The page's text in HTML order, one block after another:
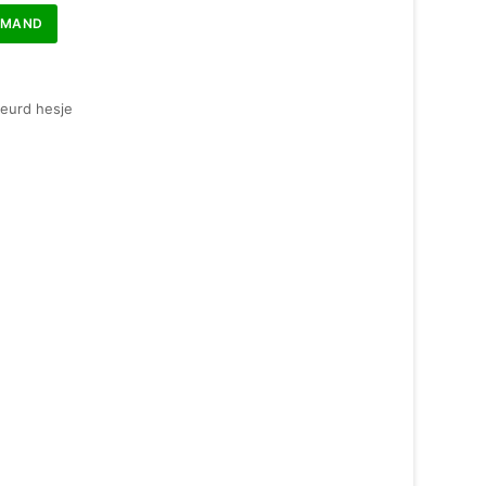
hesje